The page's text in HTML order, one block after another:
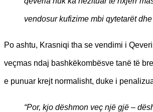
vendosur kufizime mbi qytetarët
Po ashtu, Krasniqi tha se vendimi i
veçmas ndaj bashkëkombësve tanë të
e punuar krejt normalisht, duke i
“Por, kjo dëshmon veç një gjë –